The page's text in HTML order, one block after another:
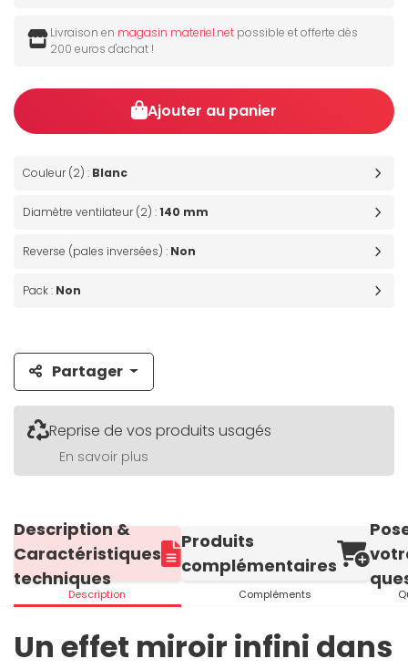
Livraison en magasin materiel.net possible et offerte dès
200 euros d'achat !
Ajouter au panier
Couleur (2) : Blanc
Diamètre ventilateur (2) :140 mm
Reverse (pales inversées) : Non
Pack : Non
Partager
Reprise de vos produits usagés
En savoir plus
Description &
Caractéristiques
techniques
Description
Produits
complémentaires
Compléments
Un effet miroir infini dans